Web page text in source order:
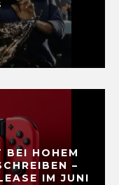
HOHEM
–
IM JUNI